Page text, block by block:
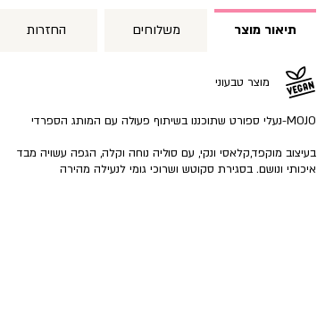
תיאור מוצר משלוחים החזרות
מוצר טבעוני
MOJO-נעלי ספורט שתוכננו בשיתוף פעולה עם המותג הספרדי
בעיצוב מוקפד,קלאסי ונקי, עם סוליה נוחה וקלה, הגפה עשויה מבד
איכותי ונושם. בסגירת סקוטש ושרוכי גומי לנעילה מהירה